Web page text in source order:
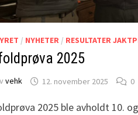
/ NYHETER / RESULTATER
2025
vehk 12. november 2025 0
2025 ble avholdt 10.